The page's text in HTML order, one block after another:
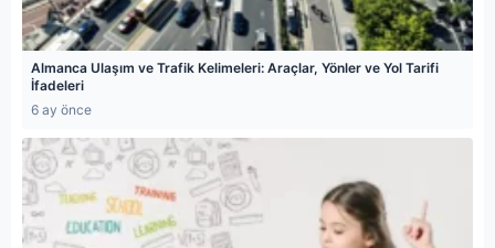
Almanca Ulaşım ve Trafik Kelimeleri: Araçlar, Yönler ve Yol Tarifi
İfadeleri
6 ay önce